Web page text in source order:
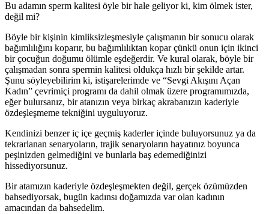
Bu adamın sperm kalitesi öyle bir hale geliyor ki, kim ölmek ister,
değil mi?
Böyle bir kişinin kimliksizleşmesiyle çalışmanın bir sonucu olarak
bağımlılığını koparır, bu bağımlılıktan kopar çünkü onun için ikinci
bir çocuğun doğumu ölümle eşdeğerdir. Ve kural olarak, böyle bir
çalışmadan sonra spermin kalitesi oldukça hızlı bir şekilde artar.
Şunu söyleyebilirim ki, istişarelerimde ve “Sevgi Akışını Açan
Kadın” çevrimiçi programı da dahil olmak üzere programımızda,
eğer bulursanız, bir atanızın veya birkaç akrabanızın kaderiyle
özdeşleşmeme tekniğini uyguluyoruz.
Kendinizi benzer iç içe geçmiş kaderler içinde buluyorsunuz ya da
tekrarlanan senaryoların, trajik senaryoların hayatınız boyunca
peşinizden gelmediğini ve bunlarla baş edemediğinizi
hissediyorsunuz.
Bir atamızın kaderiyle özdeşleşmekten değil, gerçek özümüzden
bahsediyorsak, bugün kadınsı doğamızda var olan kadının
amacından da bahsedelim.